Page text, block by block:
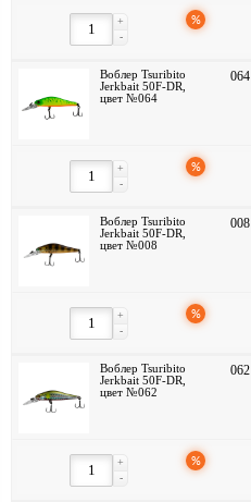
-
+ %
Воблер Tsuribito
Jerkbait 50F-DR,
цвет №064
064
-
+ %
Воблер Tsuribito
Jerkbait 50F-DR,
цвет №008
008
-
+ %
Воблер Tsuribito
Jerkbait 50F-DR,
цвет №062
062
-
+ %